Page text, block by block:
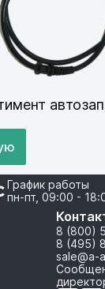
График работы
пн-пт, 09:00 -
8 (800)
8 (495)
sale@a-